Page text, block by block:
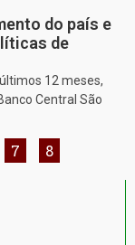
do país e
de
12 meses,
Central São
7 8